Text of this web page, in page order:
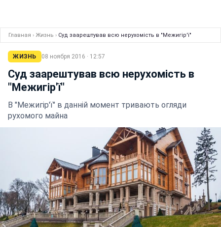
Главная › Жизнь › Суд заарештував всю нерухомість в "Межигір'ї"
ЖИЗНЬ 08 ноября 2016 · 12:57
Суд заарештував всю нерухомість в
"Межигір'ї"
В "Межигір'ї" в данній момент тривають огляди
рухомого майна